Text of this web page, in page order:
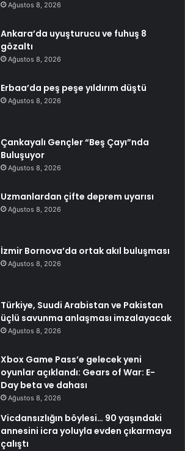
Ağustos 8, 2026
Ankara’da uyuşturucu ve fuhuş 8
gözaltı
Ağustos 8, 2026
Erbaa’da peş peşe yıldırım düştü
Ağustos 8, 2026
Çankayalı Gençler “Beş Çayı”nda
Buluşuyor
Ağustos 8, 2026
Uzmanlardan çifte deprem uyarısı
Ağustos 8, 2026
İzmir Bornova’da ortak akıl buluşması
Ağustos 8, 2026
Türkiye, Suudi Arabistan ve Pakistan
üçlü savunma anlaşması imzalayacak
Ağustos 8, 2026
Xbox Game Pass’e gelecek yeni
oyunlar açıklandı: Gears of War: E-
Day beta ve dahası
Ağustos 8, 2026
Vicdansızlığın böylesi… 90 yaşındaki
annesini icra yoluyla evden çıkarmaya
çalıştı